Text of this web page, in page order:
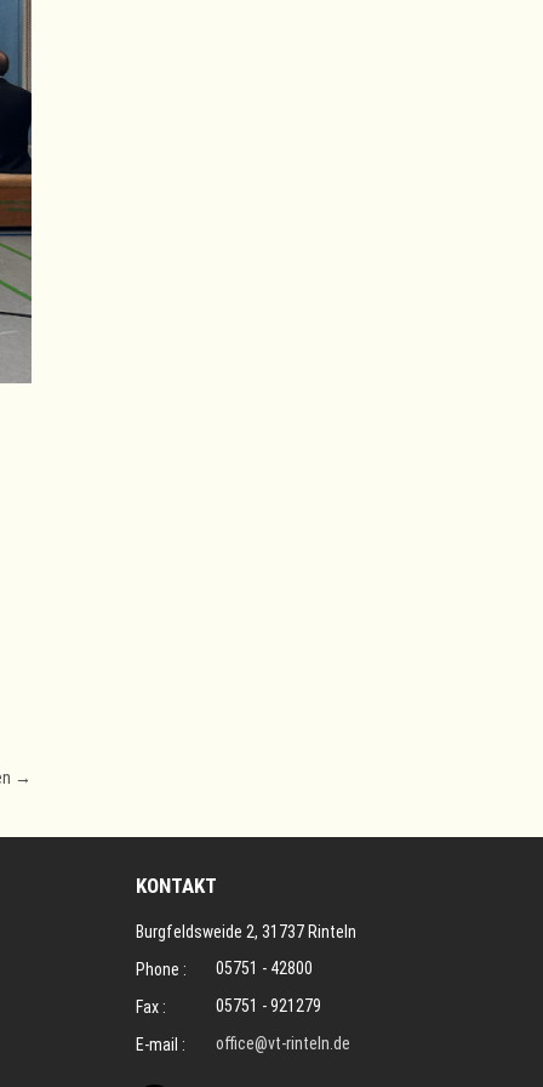
→
KONTAKT
Burgfeldsweide 2, 31737 Rinteln
Phone :
05751 - 42800
Fax :
05751 - 921279
E-mail :
office@vt-rinteln.de